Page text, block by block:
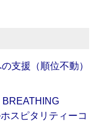
支援（順位不動）
BREATHING
スピタリティーコ